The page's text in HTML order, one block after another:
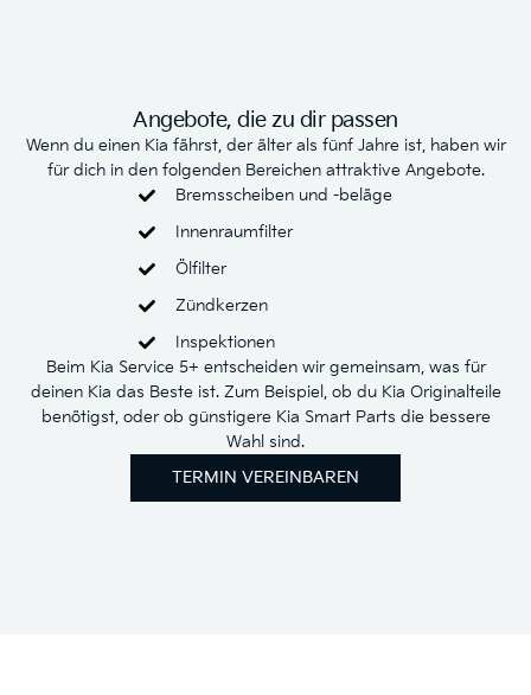
Angebote, die zu dir passen
Wenn du einen Kia fährst, der älter als fünf Jahre ist, haben wir
für dich in den folgenden Bereichen attraktive Angebote.
Bremsscheiben und -beläge
Innenraumfilter
Ölfilter
Zündkerzen
Inspektionen
Beim Kia Service 5+ entscheiden wir gemeinsam, was für
deinen Kia das Beste ist. Zum Beispiel, ob du Kia Originalteile
benötigst, oder ob günstigere Kia Smart Parts die bessere
Wahl sind.
TERMIN VEREINBAREN